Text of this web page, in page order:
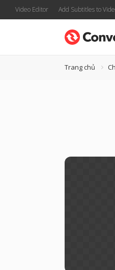
Video Editor Add Subtitles to
Trang chủ